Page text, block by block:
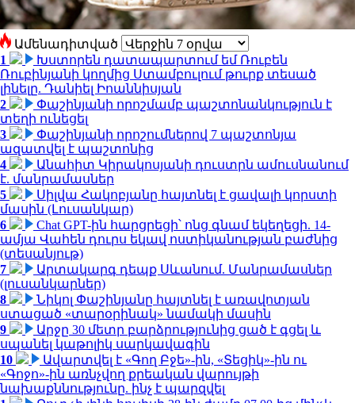
Ամենադիտված
1
Խստորեն դատապարտում եմ Ռուբեն
Ռուբինյանի կողմից Ստամբուլում թուրք տեսած
լինելը. Դանիել Իոաննիսյան
2
Փաշինյանի որոշմամբ պաշտոնանկություն է
տեղի ունեցել
3
Փաշինյանի որոշումներով 7 պաշտոնյա
ազատվել է պաշտոնից
4
Անահիտ Կիրակոսյանի դուստրն ամուսնանում
է. մանրամասներ
5
Սիլվա Հակոբյանը հայտնել է ցավալի կորստի
մասին (Լուսանկար)
6
Chat GPT-ին հարցրեցի՝ ոնց գնամ եկեղեցի. 14-
ամյա Վահեն դուրս եկավ ոստիկանության բաժնից
(տեսանյութ)
7
Արտակարգ դեպք Սևանում. Մանրամասներ
(լուսանկարներ)
8
Նիկոլ Փաշինյանը հայտնել է առավոտյան
ստացած «տարօրինակ» նամակի մասին
9
Արջը 30 մետր բարձրությունից ցած է գցել և
սպանել կաթոլիկ սարկավագին
10
Ավարտվել է «Գող Բջե»-ին, «Տեցիկ»-ին ու
«Գոջո»-ին առնչվող քրեական վարույթի
նախաքննությունը. ինչ է պարզվել